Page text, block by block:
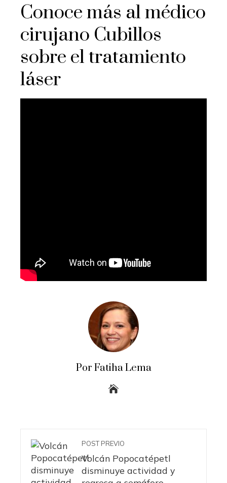
Conoce más al médico
cirujano Cubillos
sobre el tratamiento
láser
Por Fatiha Lema
POST PREVIO
Volcán Popocatépetl
disminuye actividad y